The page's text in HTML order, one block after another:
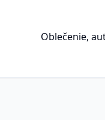
Oblečenie,